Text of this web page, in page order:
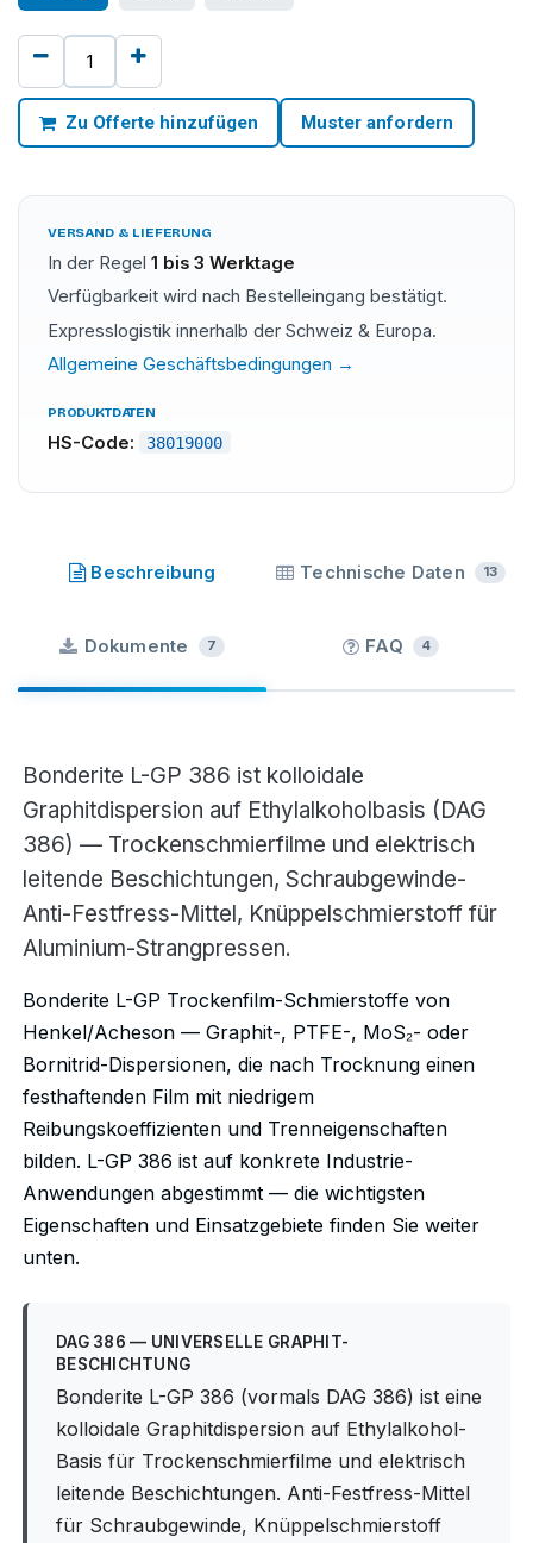
Zu Offerte hinzufügen Muster anfordern
VERSAND & LIEFERUNG
In der Regel 1 bis 3 Werktage
Verfügbarkeit wird nach Bestelleingang bestätigt.
Expresslogistik innerhalb der Schweiz & Europa.
Allgemeine Geschäftsbedingungen →
PRODUKTDATEN
HS-Code: 38019000
Beschreibung Technische Daten 13
Dokumente 7 FAQ 4
Bonderite L-GP 386 ist kolloidale
Graphitdispersion auf Ethylalkoholbasis (DAG
386) — Trockenschmierfilme und elektrisch
leitende Beschichtungen, Schraubgewinde-
Anti-Festfress-Mittel, Knüppelschmierstoff für
Aluminium-Strangpressen.
Bonderite L-GP Trockenfilm-Schmierstoffe von
Henkel/Acheson — Graphit-, PTFE-, MoS₂- oder
Bornitrid-Dispersionen, die nach Trocknung einen
festhaftenden Film mit niedrigem
Reibungskoeffizienten und Trenneigenschaften
bilden. L-GP 386 ist auf konkrete Industrie-
Anwendungen abgestimmt — die wichtigsten
Eigenschaften und Einsatzgebiete finden Sie weiter
unten.
DAG 386 — UNIVERSELLE GRAPHIT-
BESCHICHTUNG
Bonderite L-GP 386 (vormals DAG 386) ist eine
kolloidale Graphitdispersion auf Ethylalkohol-
Basis für Trockenschmierfilme und elektrisch
leitende Beschichtungen. Anti-Festfress-Mittel
für Schraubgewinde, Knüppelschmierstoff